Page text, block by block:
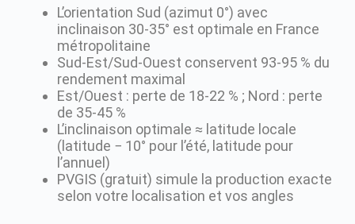
L’orientation Sud (azimut 0°) avec
inclinaison 30-35° est optimale en France
métropolitaine
Sud-Est/Sud-Ouest conservent 93-95 % du
rendement maximal
Est/Ouest : perte de 18-22 % ; Nord : perte
de 35-45 %
L’inclinaison optimale ≈ latitude locale
(latitude − 10° pour l’été, latitude pour
l’annuel)
PVGIS (gratuit) simule la production exacte
selon votre localisation et vos angles